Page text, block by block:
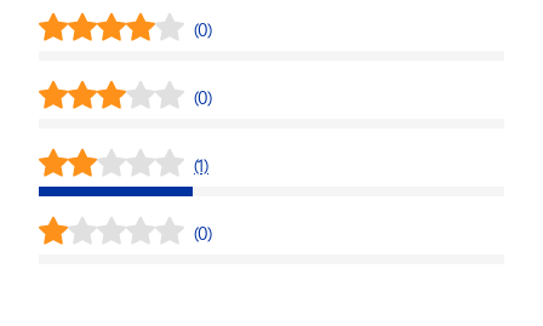
(0)
(0)
(1)
(0)